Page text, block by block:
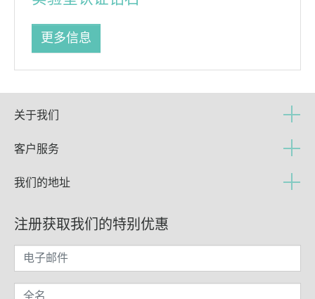
更多信息
关于我们
客户服务
我们的地址
注册获取我们的特别优惠